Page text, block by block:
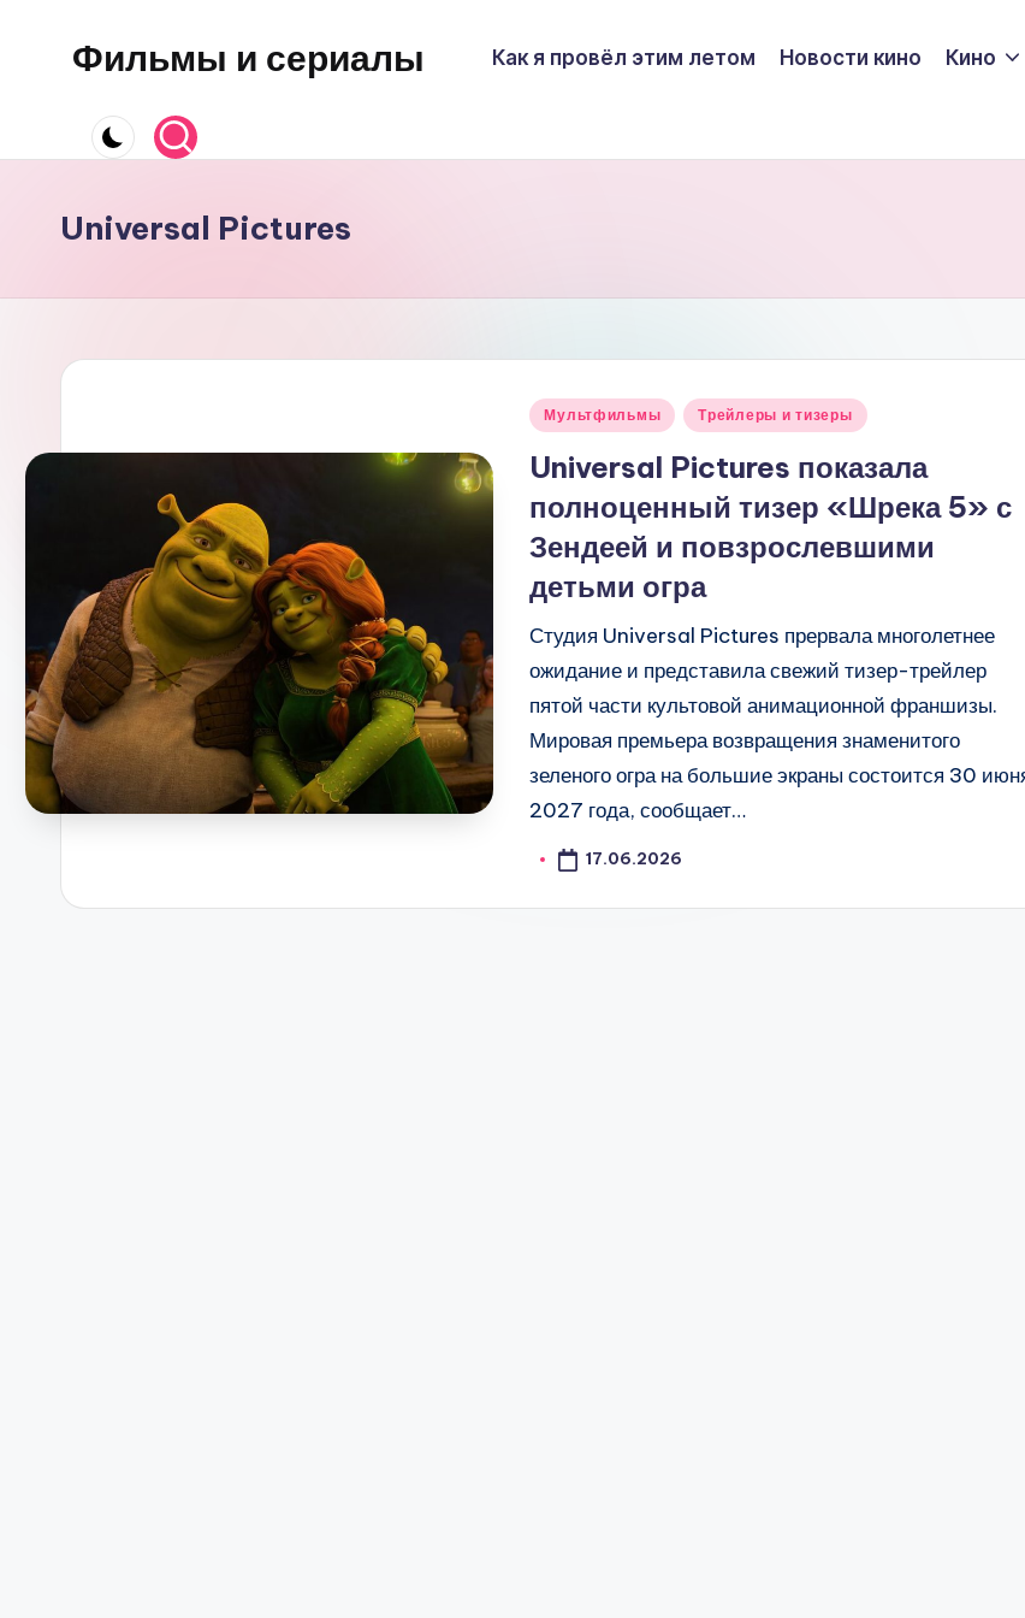
Перейти
содержимому
Фильмы и сериалы Как я провёл этим летом Новости кино Кино
Universal Pictures
Опубликовано
Мультфильмы Трейлеры и тизеры
Universal Pictures показала
полноценный тизер «Шрека 5» с
Зендеей и повзрослевшими
детьми огра
Студия Universal Pictures прервала многолетнее
ожидание и представила свежий тизер-трейлер
пятой части культовой анимационной франшизы.
Мировая премьера возвращения знаменитого
зеленого огра на большие экраны состоится 30
2027 года, сообщает…
17.06.2026